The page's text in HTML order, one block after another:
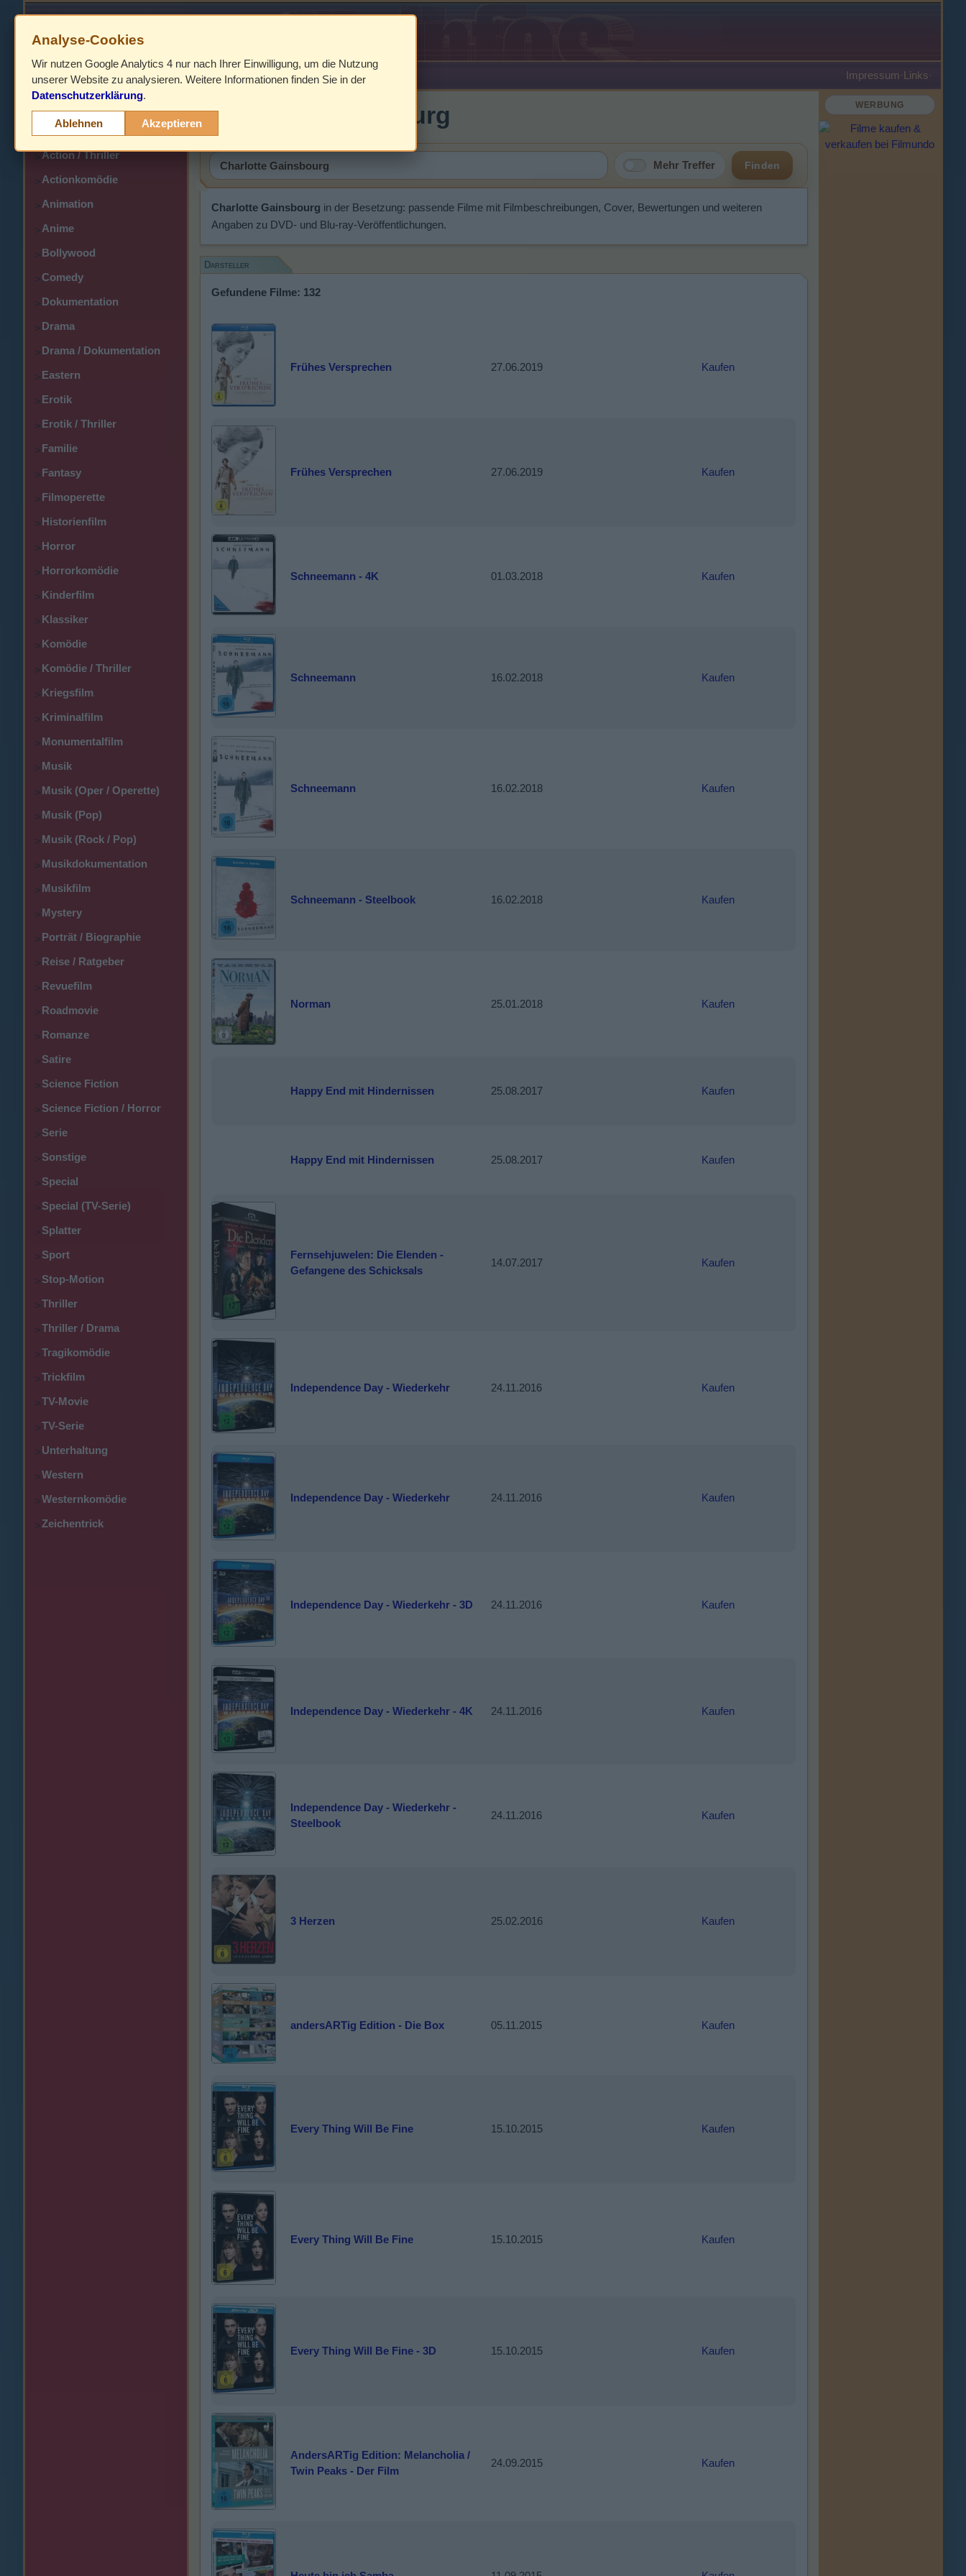
HOME Impressum ·Links·
>
> Action
>Action / Thriller
>Actionkomödie
>Animation
>Anime
>Bollywood
>Comedy
>Dokumentation
>Drama
>Drama / Dokumentation
>Eastern
>Erotik
>Erotik / Thriller
>Familie
>Fantasy
>Filmoperette
>Historienfilm
>Horror
>Horrorkomödie
>Kinderfilm
>Klassiker
>Komödie
>Komödie / Thriller
>Kriegsfilm
>Kriminalfilm
>Monumentalfilm
>Musik
>Musik (Oper / Operette)
>Musik (Pop)
>Musik (Rock / Pop)
>Musikdokumentation
>Musikfilm
>Mystery
>Porträt / Biographie
>Reise / Ratgeber
>Revuefilm
>Roadmovie
>Romanze
>Satire
>Science Fiction
>Science Fiction / Horror
>Serie
>Sonstige
>Special
>Special (TV-Serie)
>Splatter
>Sport
>Stop-Motion
>Thriller
>Thriller / Drama
>Tragikomödie
>Trickfilm
>TV-Movie
>TV-Serie
>Unterhaltung
>Western
>Westernkomödie
>Zeichentrick
Charlotte Gainsbourg
Mehr Treffer Finden
Charlotte Gainsbourg in der Besetzung: passende Filme mit Filmbeschreibungen, Cover, Bewertungen und weiteren
Angaben zu DVD- und Blu-ray-Veröffentlichungen.
Darsteller
Gefundene Filme: 132
Frühes Versprechen 27.06.2019 Kaufen
Frühes Versprechen 27.06.2019 Kaufen
Schneemann - 4K 01.03.2018 Kaufen
Schneemann 16.02.2018 Kaufen
Schneemann 16.02.2018 Kaufen
Schneemann - Steelbook 16.02.2018 Kaufen
Norman 25.01.2018 Kaufen
Happy End mit Hindernissen 25.08.2017 Kaufen
Happy End mit Hindernissen 25.08.2017 Kaufen
Fernsehjuwelen: Die Elenden -
Gefangene des Schicksals
14.07.2017 Kaufen
Independence Day - Wiederkehr 24.11.2016 Kaufen
Independence Day - Wiederkehr 24.11.2016 Kaufen
Independence Day - Wiederkehr - 3D 24.11.2016 Kaufen
Independence Day - Wiederkehr - 4K 24.11.2016 Kaufen
Independence Day - Wiederkehr -
Steelbook
24.11.2016 Kaufen
3 Herzen 25.02.2016 Kaufen
andersARTig Edition - Die Box 05.11.2015 Kaufen
Every Thing Will Be Fine 15.10.2015 Kaufen
Every Thing Will Be Fine 15.10.2015 Kaufen
Every Thing Will Be Fine - 3D 15.10.2015 Kaufen
AndersARTig Edition: Melancholia /
Twin Peaks - Der Film
24.09.2015 Kaufen
WERBUNG
Analyse-Cookies
Wir nutzen Google Analytics 4 nur nach Ihrer Einwilligung, um die Nutzung
unserer Website zu analysieren. Weitere Informationen finden Sie in der
Datenschutzerklärung.
Ablehnen Akzeptieren